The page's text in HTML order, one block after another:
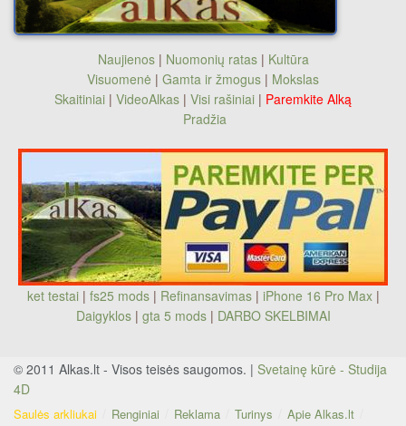
Naujienos| Nuomonių ratas| Kultūra
Visuomenė | Gamta ir žmogus | Mokslas
Skaitiniai | VideoAlkas | Visi rašiniai | Paremkite Alką
Pradžia
ket testai | fs25 mods| Refinansavimas| iPhone 16 Pro Max|
Daigyklos| gta 5 mods | DARBO SKELBIMAI
© 2011 Alkas.lt - Visos teisės saugomos. | Svetainę kūrė - Studija
4D
Saulės arkliukai Renginiai Reklama Turinys
Apie Alkas.lt